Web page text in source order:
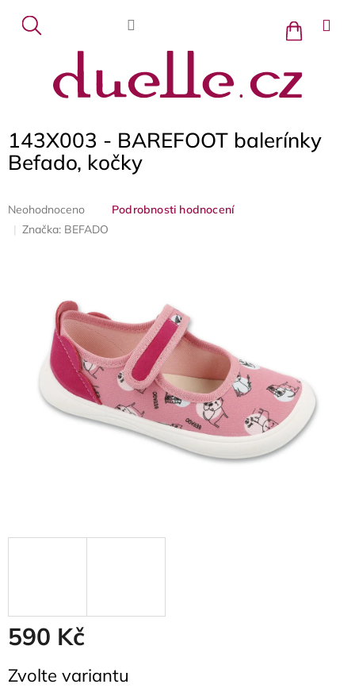
obsah
Nákupní
košík
143X003 - BAREFOOT balerínky
Befado, kočky
Průměrné
produktu
hvězdiček.
Neohodnoceno
Podrobnosti hodnocení
Značka: BEFADO
590 Kč
cena:
Zvolte variantu